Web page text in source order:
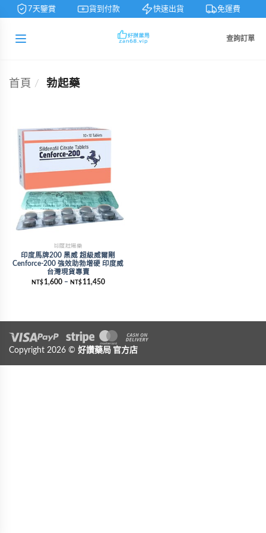
7天鑒賞 貨到付款 快速出貨 免運費
查詢訂單
首頁 / 勃起藥
印度壯陽藥
印度馬牌200 黑威 超級威爾剛
Cenforce-200 強效助勃增硬 印度威
台灣現貨專賣
NT$ 1,600– NT$ 11,450
Visa PayPalStripe MasterCardCash On Delivery
Copyright 2026 © 好讚藥局 官方店